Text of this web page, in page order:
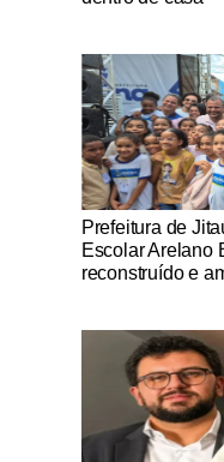
Notícias Católicas
Prefeitura de
Escolar Arelano
reconstruído e